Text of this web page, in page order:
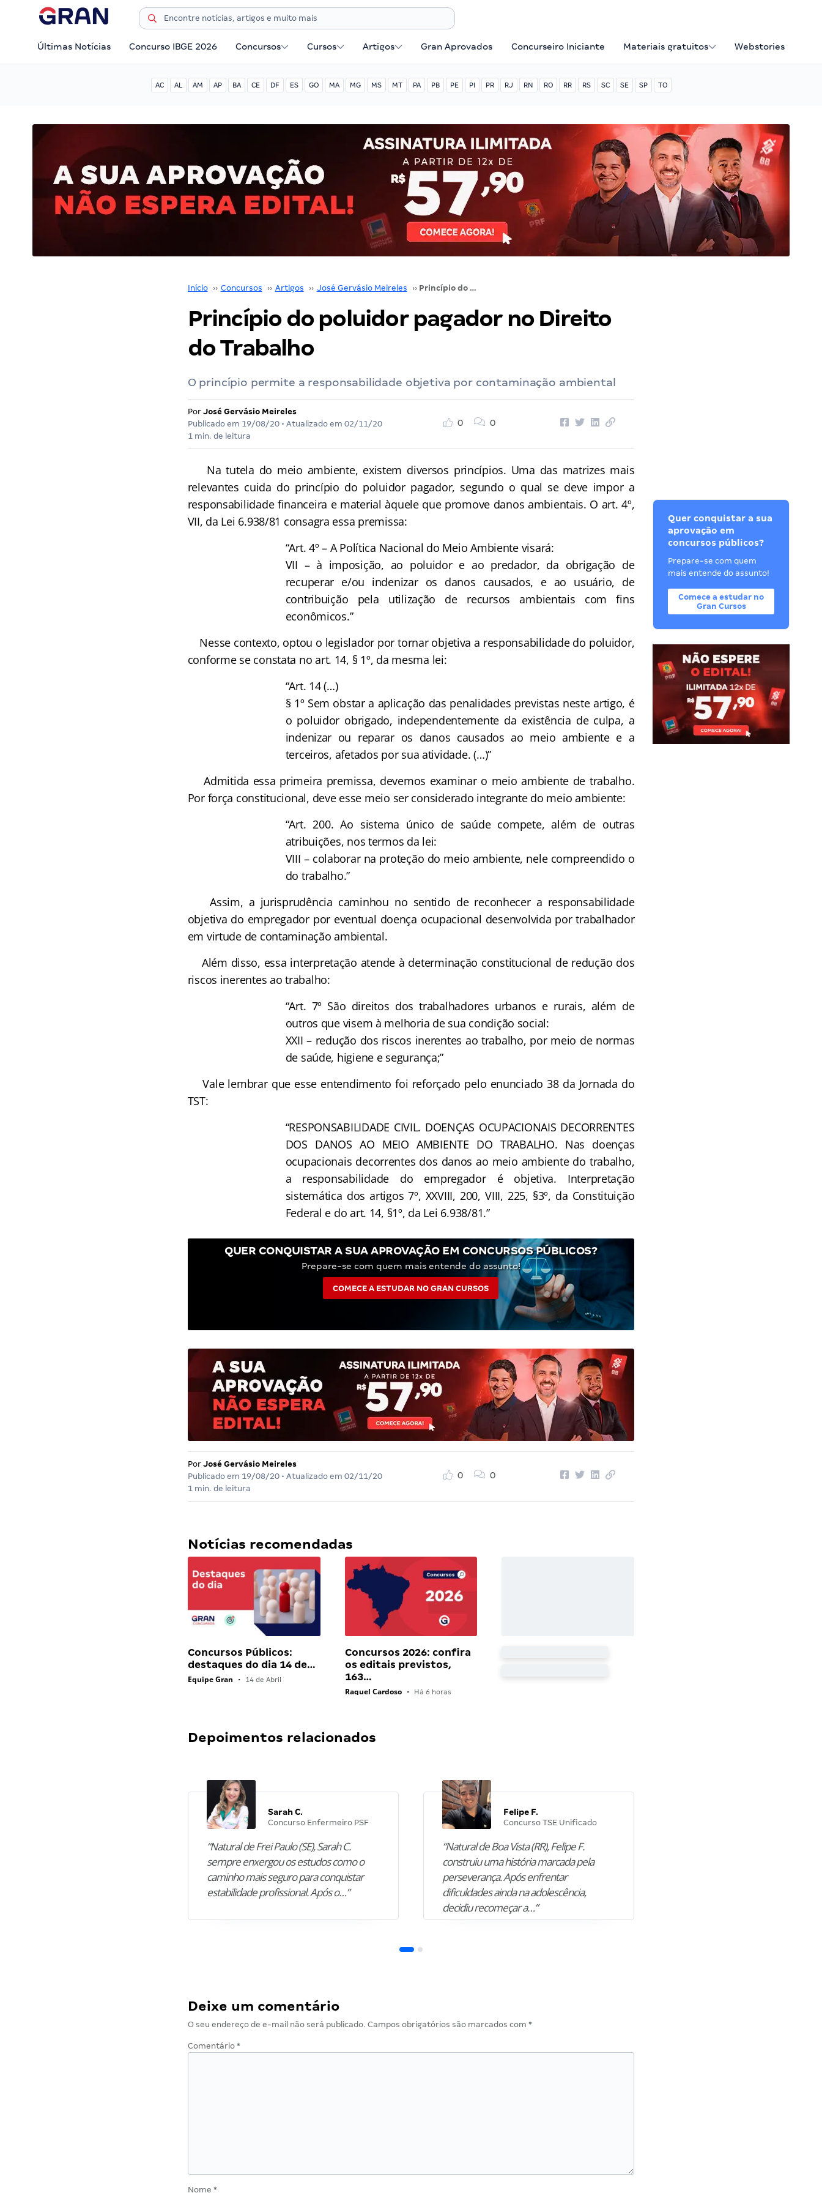
Últimas Notícias Concurso IBGE 2026 Concursos Cursos Artigos Gran Aprovados Concurseiro Iniciante Materiais gratuitos Webstories
AC AL AM AP BA CE DF ES GO MA MG MS MT PA PB PE PI PR RJ RN RO RR RS SC SE SP TO
Início ›› Concursos ›› Artigos ›› José Gervásio Meireles ›› Princípio do poluidor pagador no Direito do Trabalho
Princípio do poluidor pagador no Direito
do Trabalho
O princípio permite a responsabilidade objetiva por contaminação ambiental
Por José Gervásio Meireles
Publicado em 19/08/20• Atualizado em 02/11/20
1 min. de leitura
0 0
Na tutela do meio ambiente, existem diversos princípios. Uma das matrizes mais
relevantes cuida do princípio do poluidor pagador, segundo o qual se deve impor a
responsabilidade financeira e material àquele que promove danos ambientais. O art. 4º,
VII, da Lei 6.938/81 consagra essa premissa:
“Art. 4º – A Política Nacional do Meio Ambiente visará:
VII – à imposição, ao poluidor e ao predador, da obrigação de
recuperar e/ou indenizar os danos causados, e ao usuário, de
contribuição pela utilização de recursos ambientais com fins
econômicos.”
Nesse contexto, optou o legislador por tornar objetiva a responsabilidade do poluidor,
conforme se constata no art. 14, § 1º, da mesma lei:
“Art. 14 (…)
§ 1º Sem obstar a aplicação das penalidades previstas neste artigo, é
o poluidor obrigado, independentemente da existência de culpa, a
indenizar ou reparar os danos causados ao meio ambiente e a
terceiros, afetados por sua atividade. (…)”
Admitida essa primeira premissa, devemos examinar o meio ambiente de trabalho.
Por força constitucional, deve esse meio ser considerado integrante do meio ambiente:
“Art. 200. Ao sistema único de saúde compete, além de outras
atribuições, nos termos da lei:
VIII – colaborar na proteção do meio ambiente, nele compreendido o
do trabalho.”
Assim, a jurisprudência caminhou no sentido de reconhecer a responsabilidade
objetiva do empregador por eventual doença ocupacional desenvolvida por trabalhador
em virtude de contaminação ambiental.
Além disso, essa interpretação atende à determinação constitucional de redução dos
riscos inerentes ao trabalho:
“Art. 7º São direitos dos trabalhadores urbanos e rurais, além de
outros que visem à melhoria de sua condição social:
XXII – redução dos riscos inerentes ao trabalho, por meio de normas
de saúde, higiene e segurança;”
Vale lembrar que esse entendimento foi reforçado pelo enunciado 38 da Jornada do
TST:
“RESPONSABILIDADE CIVIL. DOENÇAS OCUPACIONAIS DECORRENTES
DOS DANOS AO MEIO AMBIENTE DO TRABALHO. Nas doenças
ocupacionais decorrentes dos danos ao meio ambiente do trabalho,
a responsabilidade do empregador é objetiva. Interpretação
sistemática dos artigos 7º, XXVIII, 200, VIII, 225, §3º, da Constituição
Federal e do art. 14, §1º, da Lei 6.938/81.”
QUER CONQUISTAR A SUA APROVAÇÃO EM CONCURSOS PÚBLICOS?
Prepare-se com quem mais entende do assunto!
COMECE A ESTUDAR NO GRAN CURSOS
Por José Gervásio Meireles
Publicado em 19/08/20• Atualizado em 02/11/20
1 min. de leitura
0 0
Notícias recomendadas
Concursos Públicos:
destaques do dia 14 de…
Equipe Gran • 14 de Abril
Concursos 2026: confira
os editais previstos,
163…
Raquel Cardoso • Há 6 horas
Depoimentos relacionados
Sarah C.
Concurso Enfermeiro PSF
“Natural de Frei Paulo (SE), Sarah C.
sempre enxergou os estudos como o
caminho mais seguro para conquistar
estabilidade profissional. Após o…”
Felipe F.
Concurso TSE Unificado
“Natural de Boa Vista (RR), Felipe F.
construiu uma história marcada pela
perseverança. Após enfrentar
dificuldades ainda na adolescência,
decidiu recomeçar a…”
Deixe um comentário
O seu endereço de e-mail não será publicado. Campos obrigatórios são marcados com *
Comentário *
Nome *
Quer conquistar a sua
aprovação em
concursos públicos?
Prepare-se com quem
mais entende do assunto!
Comece a estudar no
Gran Cursos